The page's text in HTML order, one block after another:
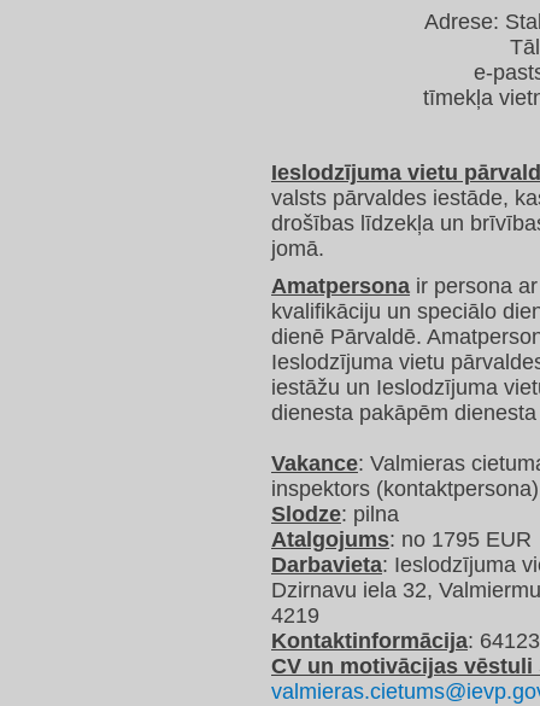
Adrese:
e-
tīmekļa
Ieslodzījuma vietu
valsts pārvaldes iestāde,
drošības līdzekļa un
jomā.
Amatpersona ir persona
kvalifikāciju un speciālo
dienē Pārvaldē.
Ieslodzījuma vietu
iestāžu un Ieslodzījuma
dienesta pakāpēm
Vakance: Valmieras
inspektors
Slodze: pilna
Atalgojums: no 1795 EUR
Darbavieta: Ieslodzījuma
Dzirnavu iela 32,
4219
Kontaktinformācija:
CV un motivācijas vēstuli